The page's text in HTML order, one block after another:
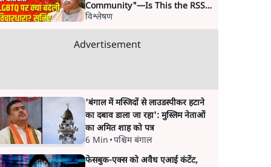
Community"—Is This the RSS's
New Move?
विश्लेषण
Advertisement
'बंगाल में मस्जिदों से लाउडस्पीकर हटाने
का दबाव डाला जा रहा': मुस्लिम नेताओं
का अमित शाह को पत्र
6 Min •पश्चिम बंगाल
फेसबुक-एक्स को अवैध एआई कंटेंट,